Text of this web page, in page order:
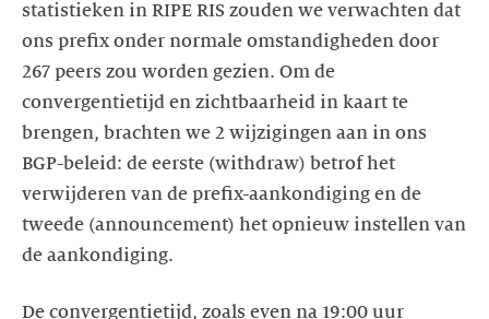
statistieken in RIPE RIS zouden we verwachten dat
ons prefix onder normale omstandigheden door
267 peers zou worden gezien. Om de
convergentietijd en zichtbaarheid in kaart te
brengen, brachten we 2 wijzigingen aan in ons
BGP-beleid: de eerste (withdraw) betrof het
verwijderen van de prefix-aankondiging en de
tweede (announcement) het opnieuw instellen van
De convergentietijd, zoals even na 19:00 uur